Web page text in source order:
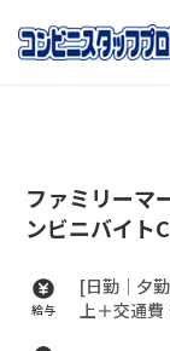
ファミリーマ
ンビニバイト
給与
[日勤｜夕
上＋交通費